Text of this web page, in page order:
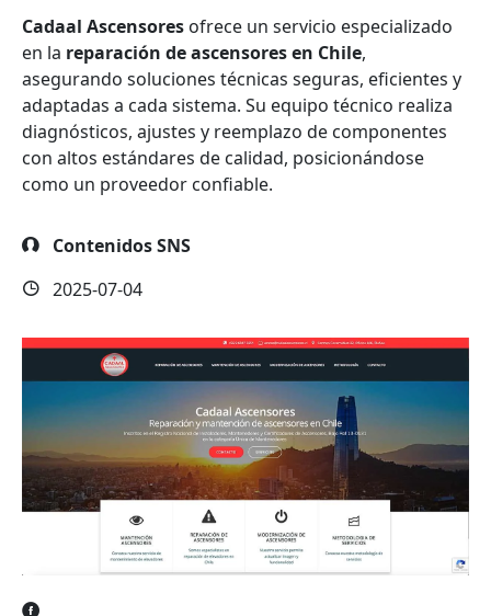
Cadaal Ascensores ofrece un servicio especializado
en la reparación de ascensores en Chile,
asegurando soluciones técnicas seguras, eficientes y
adaptadas a cada sistema. Su equipo técnico realiza
diagnósticos, ajustes y reemplazo de componentes
con altos estándares de calidad, posicionándose
como un proveedor confiable.
Contenidos SNS
2025-07-04